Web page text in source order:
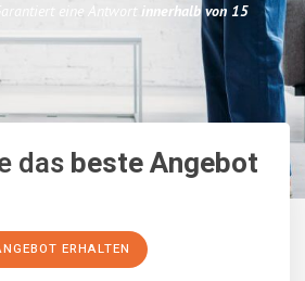
eine Antwort innerhalb von 15
dasbeste Angebot
ERHALTEN